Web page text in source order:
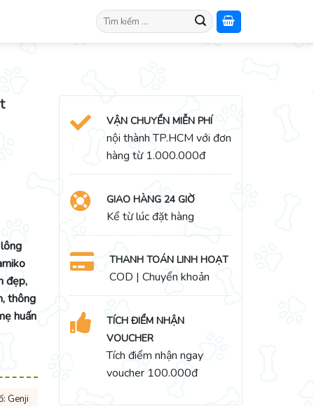
Search
for:
đẹp,
thông
huấn
Genji
VẬN CHUYỂN MIỄN PHÍ
nội thành TP.HCM với đơn
hàng từ 1.000.000đ
GIAO HÀNG 24 GIỜ
Kể từ lúc đặt hàng
THANH TOÁN LINH HOẠT
COD | Chuyển khoản
TÍCH ĐIỂM NHẬN
VOUCHER
Tích điểm nhận ngay
voucher 100.000đ